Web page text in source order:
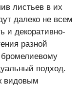
листьев в их
далеко не всем
и декоративно-
разной
бромелиевому
подход.
видовым